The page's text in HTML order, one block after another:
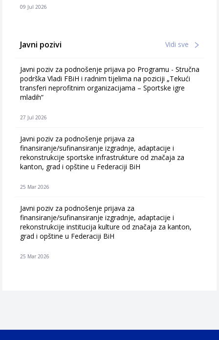
09 Jul 2026
Javni pozivi Vidi sve
Javni poziv za podnošenje prijava po Programu - Stručna
podrška Vladi FBiH i radnim tijelima na poziciji „Tekući
transferi neprofitnim organizacijama – Sportske igre
mladih“
27 Jul 2026
Javni poziv za podnošenje prijava za
finansiranje/sufinansiranje izgradnje, adaptacije i
rekonstrukcije sportske infrastrukture od značaja za
kanton, grad i opštine u Federaciji BiH
25 Mar 2026
Javni poziv za podnošenje prijava za
finansiranje/sufinansiranje izgradnje, adaptacije i
rekonstrukcije institucija kulture od značaja za kanton,
grad i opštine u Federaciji BiH
25 Mar 2026